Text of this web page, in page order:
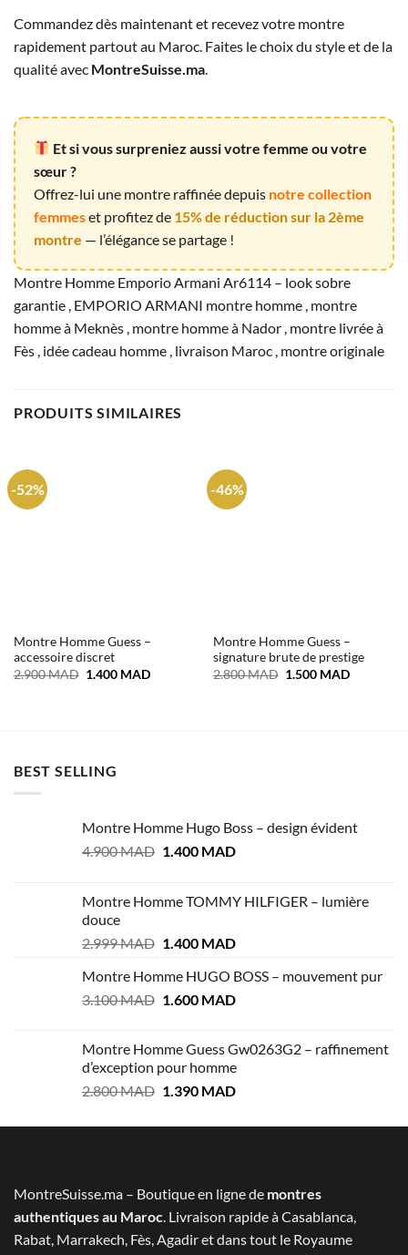
Commandez dès maintenant et recevez votre montre
rapidement partout au Maroc. Faites le choix du style et de la
qualité avec MontreSuisse.ma.
Et si vous surpreniez aussi votre femme ou votre
sœur ?
Offrez-lui une montre raffinée depuis notre collection
femmeset profitez de 15% de réduction sur la 2ème
montre — l’élégance se partage !
Montre Homme Emporio Armani Ar6114 – look sobre
garantie , EMPORIO ARMANI montre homme , montre
homme à Meknès , montre homme à Nador , montre livrée à
Fès , idée cadeau homme , livraison Maroc , montre originale
PRODUITS SIMILAIRES
-52%
Montre Homme Guess –
accessoire discret
2.900MAD Le
1.400 MADLe
-46%
Montre Homme Guess –
signature brute de prestige
2.800MAD Le
1.500 MADLe
BEST SELLING
Montre Homme Hugo Boss – design évident
4.900MAD Le
était :
1.400 MADLe
est :
Montre Homme TOMMY HILFIGER – lumière
douce
2.999MAD Le
initial
était :
1.400 MADLe
actuel
est :
Montre Homme HUGO BOSS – mouvement pur
3.100MAD Le
était :
3.100 MAD.
1.600 MADLe
est :
1.600 MAD.
Montre Homme Guess Gw0263G2 – raffinement
d’exception pour homme
2.800MAD Le
initial
1.390 MADLe
actuel
MontreSuisse.ma – Boutique en ligne de montres
authentiques au Maroc. Livraison rapide à Casablanca,
Rabat, Marrakech, Fès, Agadir et dans tout le Royaume